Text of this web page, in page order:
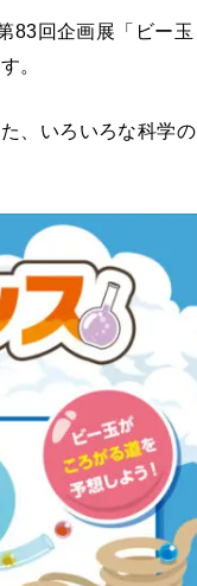
83回企画展「ビー玉
。
、いろいろな科学の